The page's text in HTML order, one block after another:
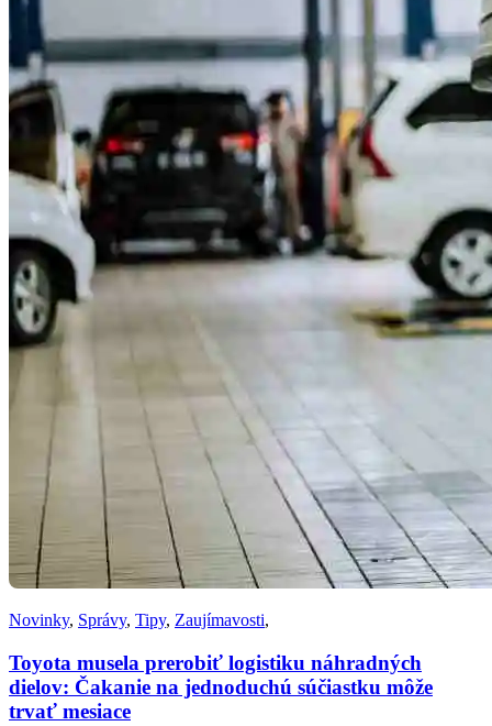
Novinky, Správy, Tipy, Zaujímavosti,
Toyota musela prerobiť logistiku náhradných
dielov: Čakanie na jednoduchú súčiastku môže
trvať mesiace